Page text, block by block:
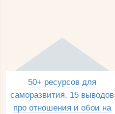
50+ ресурсов для
саморазвития, 15 выводов
про отношения и обои на